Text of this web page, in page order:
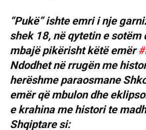
“Pukë” ishte emri i nje
shek 18, në qytetin e sotëm
mbajë pikërisht këtë emër
Ndodhet në rrugën me
herëshme paraosmane
emër që mbulon dhe
e krahina me histori te
Shqiptare si: